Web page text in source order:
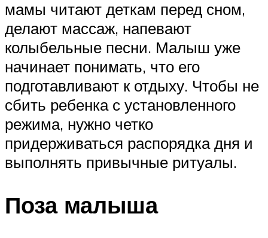
мамы читают деткам перед сном,
делают массаж, напевают
колыбельные песни. Малыш уже
начинает понимать, что его
подготавливают к отдыху. Чтобы не
сбить ребенка с установленного
режима, нужно четко
придерживаться распорядка дня и
выполнять привычные ритуалы.
Поза малыша